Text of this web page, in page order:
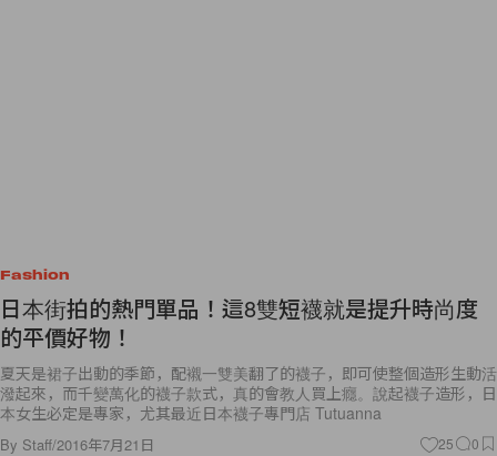
Fashion
日本街拍的熱門單品！這8雙短襪就是提升時尚度
的平價好物！
夏天是裙子出動的季節，配襯一雙美翻了的襪子，即可使整個造形生動活
潑起來，而千變萬化的襪子款式，真的會教人買上癮。說起襪子造形，日
本女生必定是專家，尤其最近日本襪子專門店 Tutuanna
By Staff/2016年7月21日 25 0